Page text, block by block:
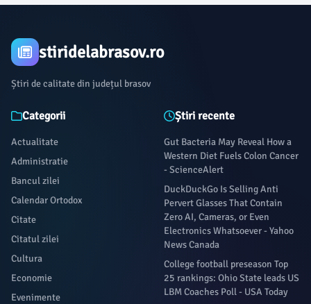
stiridelabrasov.ro
Știri de calitate din județul brasov
Categorii
Actualitate
Administratie
Bancul zilei
Calendar Ortodox
Citate
Citatul zilei
Cultura
Economie
Evenimente
Știri recente
Gut Bacteria May Reveal How a
Western Diet Fuels Colon Cancer
- ScienceAlert
DuckDuckGo Is Selling Anti
Pervert Glasses That Contain
Zero AI, Cameras, or Even
Electronics Whatsoever - Yahoo
News Canada
College football preseason Top
25 rankings: Ohio State leads US
LBM Coaches Poll - USA Today